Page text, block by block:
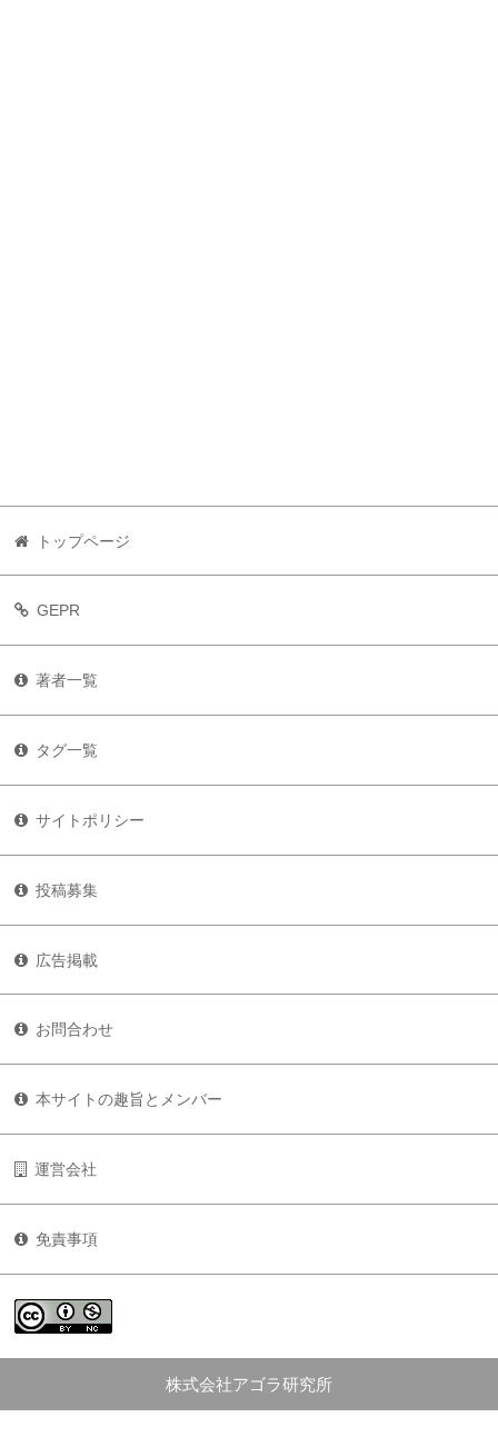
トップページ
GEPR
著者一覧
タグ一覧
サイトポリシー
投稿募集
広告掲載
お問合わせ
本サイトの趣旨とメンバー
運営会社
免責事項
株式会社アゴラ研究所